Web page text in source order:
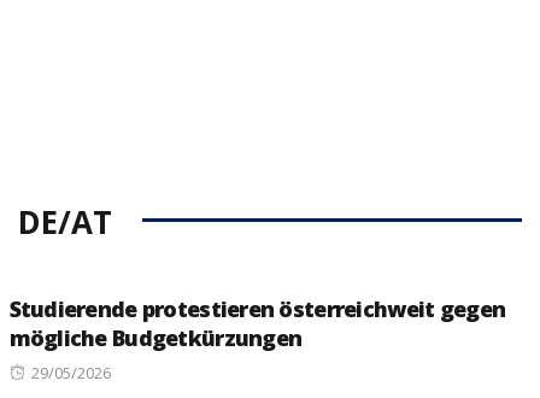
DE/AT
Studierende protestieren österreichweit gegen
mögliche Budgetkürzungen
Posted
29/05/2026